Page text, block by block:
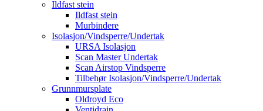
Ildfast stein
Ildfast stein
Murbindere
Isolasjon/Vindsperre/Undertak
URSA Isolasjon
Scan Master Undertak
Scan Airstop Vindsperre
Tilbehør Isolasjon/Vindsperre/Undertak
Grunnmursplate
Oldroyd Eco